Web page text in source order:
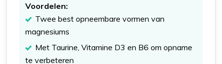
Voordelen:
Twee best opneembare vormen van
magnesiums
Met Taurine, Vitamine D3 en B6 om opname
te verbeteren